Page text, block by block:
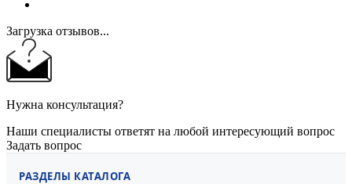
Загрузка отзывов...
Нужна консультация?
Наши специалисты ответят на любой интересующий вопрос
Задать вопрос
РАЗДЕЛЫ КАТАЛОГА